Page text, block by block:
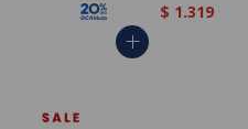
$ 1.319
add